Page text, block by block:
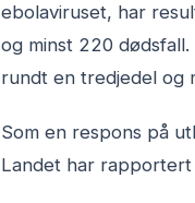
ebolaviruset, har
og minst 220
rundt en tredjedel og
Som en respons på
Landet har